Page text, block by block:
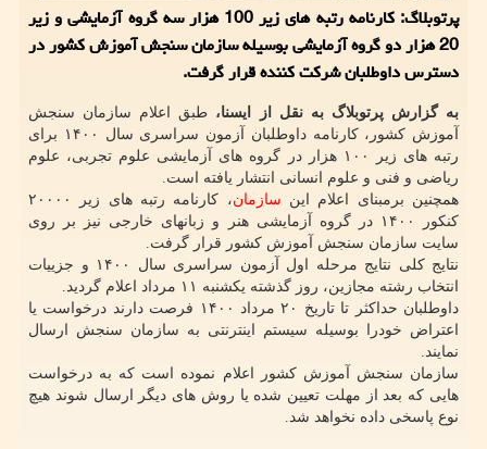
پرتوبلاگ: کارنامه رتبه های زیر 100 هزار سه گروه آزمایشی و زیر
20 هزار دو گروه آزمایشی بوسیله سازمان سنجش آموزش کشور در
دسترس داوطلبان شرکت کننده قرار گرفت.
به گزارش پرتوبلاگ به نقل از ایسنا، طبق اعلام سازمان سنجش
آموزش کشور، کارنامه داوطلبان آزمون سراسری سال ۱۴۰۰ برای
رتبه های زیر ۱۰۰ هزار در گروه های آزمایشی علوم تجربی، علوم
ریاضی و فنی و علوم انسانی انتشار یافته است.
همچنین برمبنای اعلام این سازمان
، کارنامه رتبه های زیر ۲۰۰۰۰
کنکور ۱۴۰۰ در گروه آزمایشی هنر و زبانهای خارجی نیز بر روی
سایت سازمان سنجش آموزش کشور قرار گرفت.
نتایج کلی نتایج مرحله اول آزمون سراسری سال ۱۴۰۰ و جزییات
انتخاب رشته مجازین، روز گذشته یکشنبه ۱۱ مرداد اعلام گردید.
داوطلبان حداکثر تا تاریخ ۲۰ مرداد ۱۴۰۰ فرصت دارند درخواست یا
اعتراض خودرا بوسیله سیستم اینترنتی به سازمان سنجش ارسال
نمایند.
سازمان سنجش آموزش کشور اعلام نموده است که به درخواست
هایی که بعد از مهلت تعیین شده یا روش های دیگر ارسال شوند هیچ
نوع پاسخی داده نخواهد شد.